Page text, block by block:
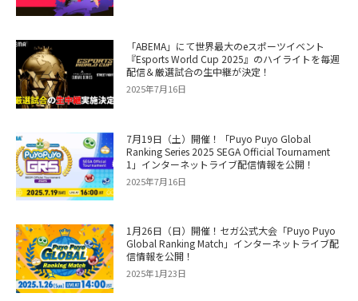
「ABEMA」にて世界最大のeスポーツイベント
『Esports World Cup 2025』のハイライトを毎週
配信＆厳選試合の生中継が決定！
2025年7月16日
7月19日（土）開催！「Puyo Puyo Global
Ranking Series 2025 SEGA Official Tournament
1」インターネットライブ配信情報を公開！
2025年7月16日
1月26日（日）開催！セガ公式大会「Puyo Puyo
Global Ranking Match」インターネットライブ配
信情報を公開！
2025年1月23日